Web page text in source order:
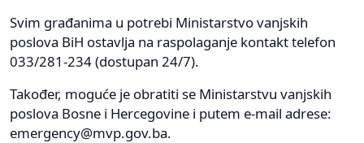
Svim građanima u potrebi Ministarstvo vanjskih
poslova BiH ostavlja na raspolaganje kontakt telefon
033/281-234 (dostupan 24/7).
Također, moguće je obratiti se Ministarstvu vanjskih
poslova Bosne i Hercegovine i putem e-mail adrese:
emergency@mvp.gov.ba.